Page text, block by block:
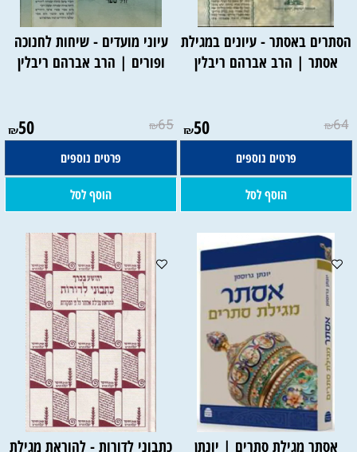
הסתרים באסתר - עיונים במגילת
אסתר | הרב אברהם ריבלין
₪64
₪50
פרטים נוספים
הוסף לסל
עיוני מועדים - שיחות לחנוכה
ופורים | הרב אברהם ריבלין
₪65
₪50
פרטים נוספים
הוסף לסל
אסתר מגילת סתרים | יונתן
כתבוני לדורות - להוראת מגילת